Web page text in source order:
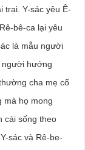
trại. Y-sác yêu Ê-
bê-ca lại yêu
là mẫu người
người hướng
cha mẹ cố
mà họ mong
cái sống theo
sác và Rê-be-